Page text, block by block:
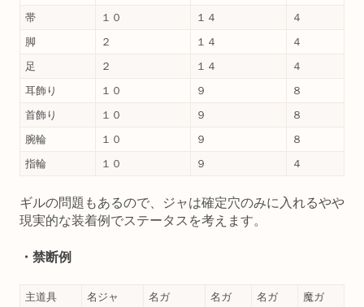
帯
１０ １４
４
脚
２ １４
４
足
２ １４
４
耳飾り
１０ ９
８
首飾り
１０ ９
８
腕輪
１０ ９
８
指輪
１０ ９ ４
ギルの問題もあるので、ジャは確定穴のみに入れるやや
現実的な装着例でステータスを考えます。
・禁断例
主道具 名ジャ 名ガ 名ガ 名ガ
魔ガ